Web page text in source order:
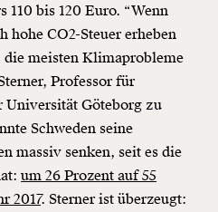
110 bis 120 Euro. “Wenn
hohe CO2-Steuererheben
meisten Klimaprobleme
Professor für
Göteborg zu
Schweden seine
massiv senken, seit es die
um 26 Prozent auf 55
2017. Sterner ist überzeugt: